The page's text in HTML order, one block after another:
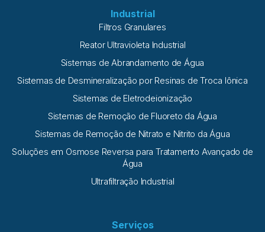
Industrial
Filtros Granulares
Reator Ultravioleta Industrial
Sistemas de Abrandamento de Água
Sistemas de Desmineralização por Resinas de Troca Iônica
Sistemas de Eletrodeionização
Sistemas de Remoção de Fluoreto da Água
Sistemas de Remoção de Nitrato e Nitrito da Água
Soluções em Osmose Reversa para Tratamento Avançado de
Água
Ultrafiltração Industrial
Serviços